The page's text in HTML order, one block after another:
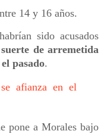
14 y 16 años.
sido acusados
de arremetida
pasado.
afianza en el
pone a Morales bajo